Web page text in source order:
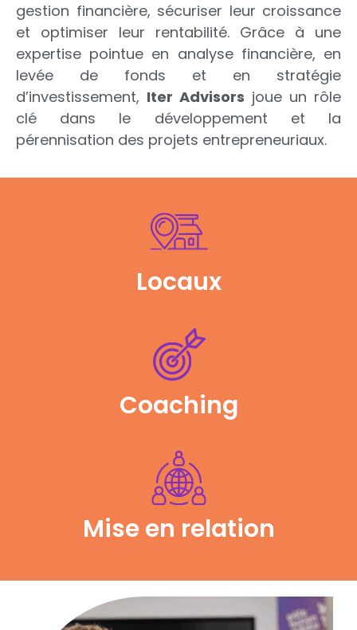
gestion financière, sécuriser leur croissance
et optimiser leur rentabilité. Grâce à une
expertise pointue en analyse financière, en
levée de fonds et en stratégie
d’investissement, Iter Advisors joue un rôle
clé dans le développement et la
pérennisation des projets entrepreneuriaux.
Locaux
Coaching
Mise en relation